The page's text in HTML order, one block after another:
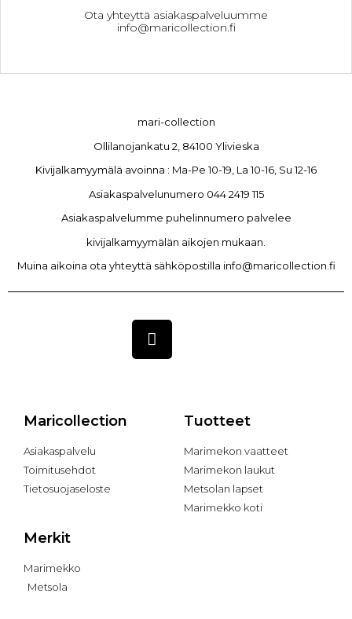
Ota yhteyttä asiakaspalveluumme
info@maricollection.fi
mari-collection
Ollilanojankatu 2, 84100 Ylivieska
Kivijalkamyymälä avoinna : Ma-Pe 10-19, La 10-16, Su 12-16
Asiakaspalvelunumero 044 2419 115
Asiakaspalvelumme puhelinnumero palvelee
kivijalkamyymälän aikojen mukaan.
Muina aikoina ota yhteyttä sähköpostilla info@maricollection.fi
Maricollection
Asiakaspalvelu
Toimitusehdot
Tietosuojaseloste
Tuotteet
Marimekon vaatteet
Marimekon laukut
Metsolan lapset
Marimekko koti
Merkit
Marimekko
Metsola